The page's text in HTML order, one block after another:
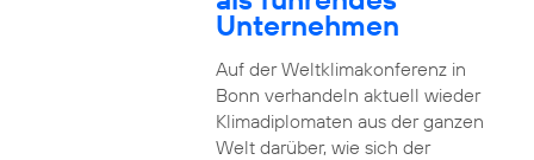
Unternehmen
Auf der Weltklimakonferenz in
Bonn verhandeln aktuell wieder
Klimadiplomaten aus der ganzen
Welt darüber, wie sich der